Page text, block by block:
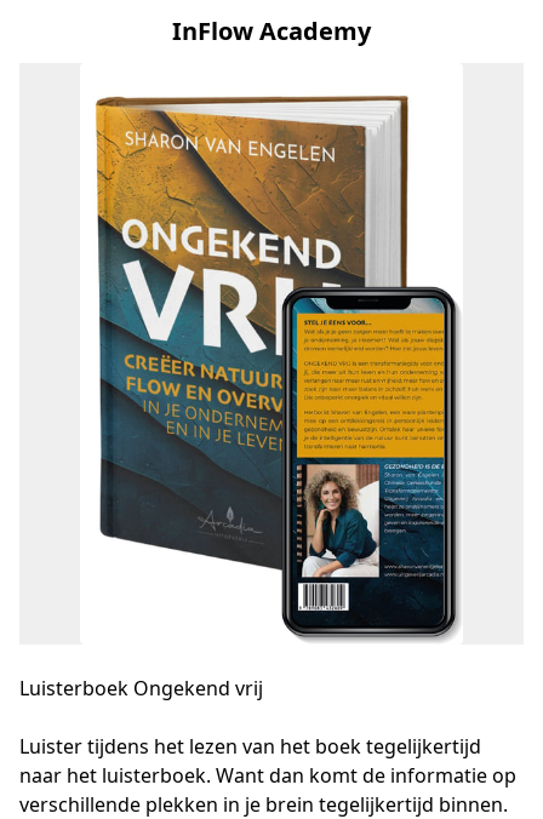
InFlow Academy
Luisterboek Ongekend vrij
Luister tijdens het lezen van het boek tegelijkertijd
naar het luisterboek. Want dan komt de informatie op
verschillende plekken in je brein tegelijkertijd binnen.